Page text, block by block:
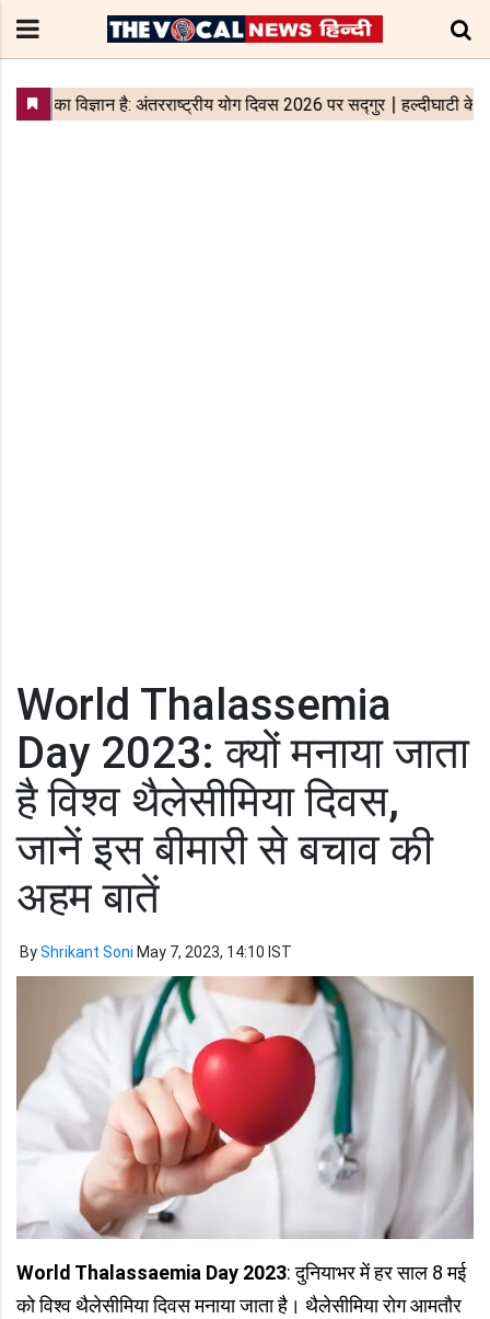
World Thalassemia
Day 2023: क्यों मनाया जाता
है विश्व थैलेसीमिया दिवस,
जानें इस बीमारी से बचाव की
अहम बातें
ByShrikant Soni May 7, 2023, 14:10 IST
World Thalassaemia Day 2023: दुनियाभर में हर साल 8 मई
को विश्व थैलेसीमिया दिवस मनाया जाता है। थैलेसीमिया रोग आमतौर